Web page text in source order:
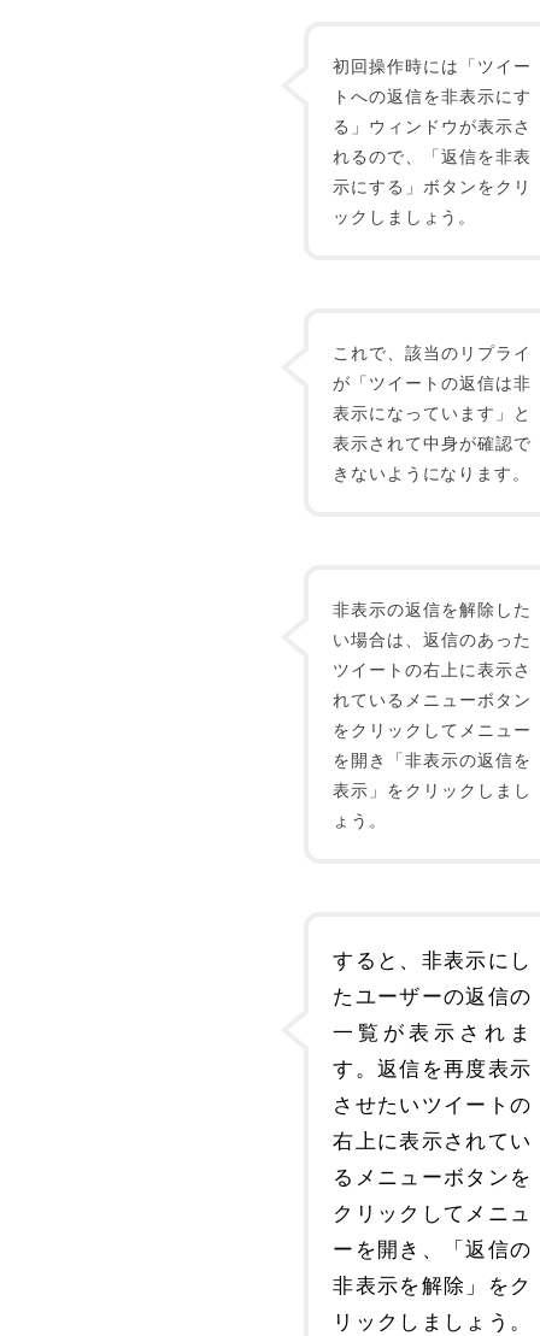
初回操作時には「ツイー
トへの返信を非表示にす
る」ウィンドウが表示さ
れるので、「返信を非表
示にする」ボタンをクリ
ックしましょう。
これで、該当のリプライ
が「ツイートの返信は非
表示になっています」と
表示されて中身が確認で
きないようになります。
非表示の返信を解除した
い場合は、返信のあった
ツイートの右上に表示さ
れているメニューボタン
をクリックしてメニュー
を開き「非表示の返信を
表示」をクリックしまし
ょう。
すると、非表示にし
たユーザーの返信の
一覧が表示されま
す。返信を再度表示
させたいツイートの
右上に表示されてい
るメニューボタンを
クリックしてメニュ
ーを開き、「返信の
非表示を解除」をク
リックしましょう。